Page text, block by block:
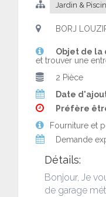
Jardin &
BORJ
Objet de la
et trouver une
2 Pièce
Date
Préfère
Fourniture et
Demande
Détails:
Bonjour, Je
de garage